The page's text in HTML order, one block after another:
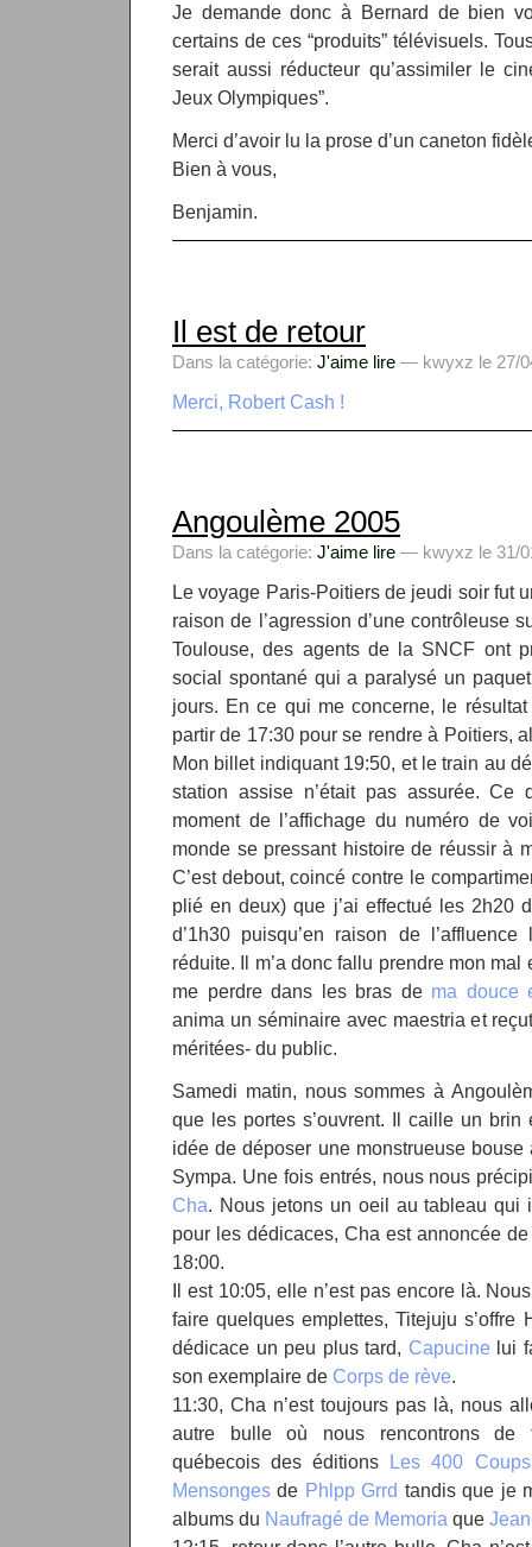
Je demande donc à Bernard de bien
certains de ces “produits” télévisuels.
serait aussi réducteur qu’assimiler le
Jeux Olympiques”.
Merci d’avoir lu la prose d’un caneton
Bien à vous,
Benjamin.
Il est de retour
Dans la catégorie: J'aime lire — kwyxz le 27/
Merci, Robert Cash !
Angoulème 2005
Dans la catégorie: J'aime lire — kwyxz le 31/
Le voyage Paris-Poitiers de jeudi soir fut
raison de l’agression d’une contrôleuse
Toulouse, des agents de la SNCF ont
social spontané qui a paralysé un
jours. En ce qui me concerne, le
partir de 17:30 pour se rendre à Poitiers,
Mon billet indiquant 19:50, et le train au
station assise n’était pas assurée. Ce
moment de l’affichage du numéro de
monde se pressant histoire de réussir à
C’est debout, coincé contre le
plié en deux) que j’ai effectué les 2h20
d’1h30 puisqu’en raison de
réduite. Il m’a donc fallu prendre mon
me perdre dans les bras de ma douce
anima un séminaire avec maestria et
méritées- du public.
Samedi matin, nous sommes à
que les portes s’ouvrent. Il caille un
idée de déposer une monstrueuse bouse
Sympa. Une fois entrés, nous nous
Cha. Nous jetons un oeil au tableau qui
pour les dédicaces, Cha est annoncée
18:00.
Il est 10:05, elle n’est pas encore là.
faire quelques emplettes, Titejuju
dédicace un peu plus tard, Capucine lui
son exemplaire de Corps de rève.
11:30, Cha n’est toujours pas là, nous
autre bulle où nous rencontrons de
québecois des éditions Les 400 Coups
Mensonges de Phlpp Grrd tandis que je
albums du Naufragé de Memoria que